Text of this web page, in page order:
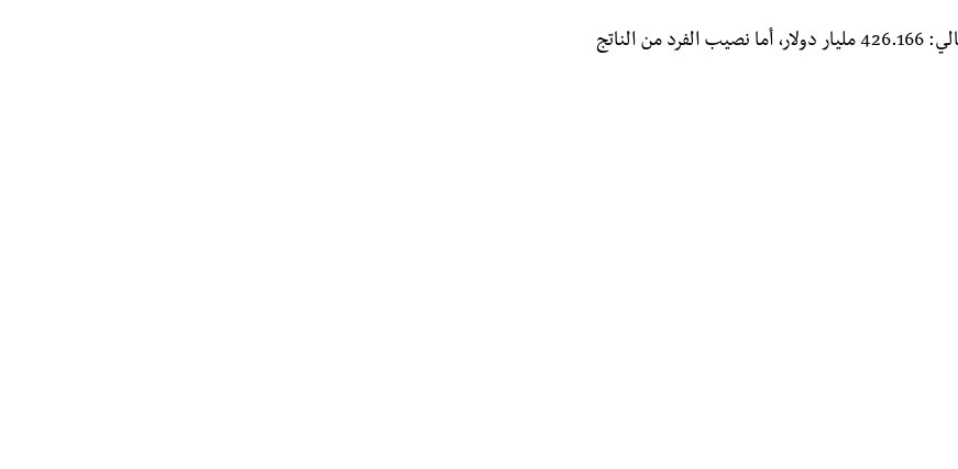
وحسب ذات المصدر فقد بلغ الناتج المحلي الإجمالي: 426.166 مليار دولار، أما نصيب الفرد من الناتج